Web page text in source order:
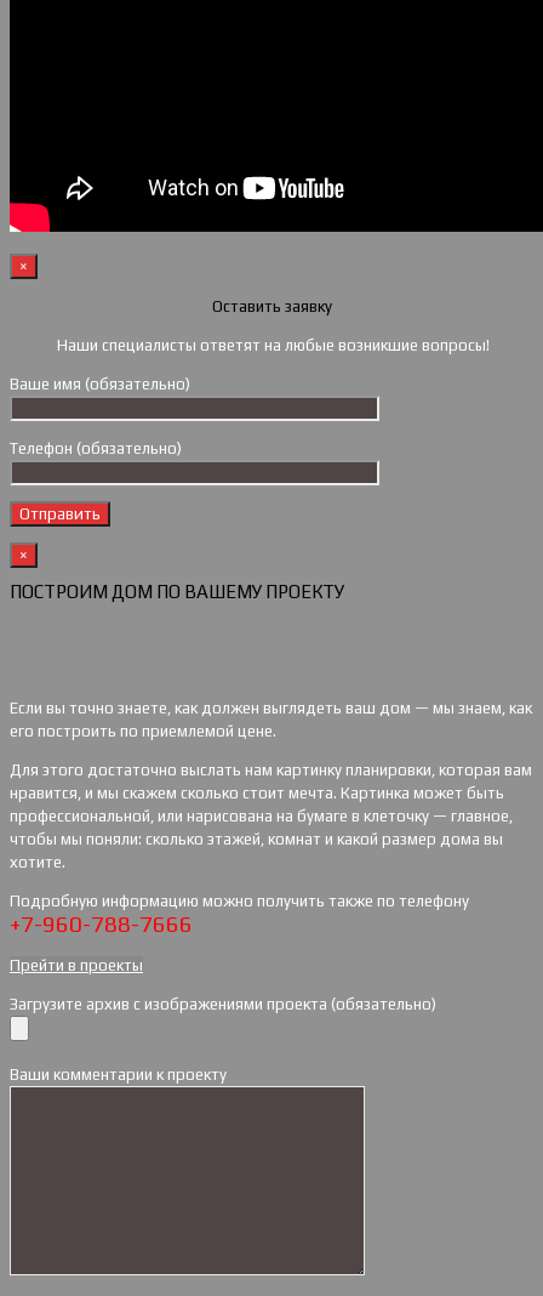
×
Оставить заявку
Наши специалисты ответят на любые возникшие вопросы!
Ваше имя (обязательно)
Телефон (обязательно)
×
ПОСТРОИМ ДОМ ПО ВАШЕМУ ПРОЕКТУ
Если вы точно знаете, как должен выглядеть ваш дом — мы знаем, как
его построить по приемлемой цене.
Для этого достаточно выслать нам картинку планировки, которая вам
нравится, и мы скажем сколько стоит мечта. Картинка может быть
профессиональной, или нарисована на бумаге в клеточку — главное,
чтобы мы поняли: сколько этажей, комнат и какой размер дома вы
хотите.
Подробную информацию можно получить также по телефону
+7-960-788-7666
Прейти в проекты
Загрузите архив с изображениями проекта (обязательно)
Ваши комментарии к проекту